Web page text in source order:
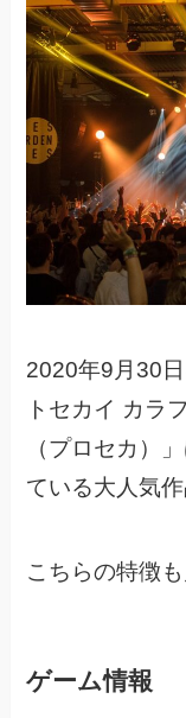
2020年9月30
トセカイ カラ
（プロセカ）
ている大人気作
こちらの特徴
ゲーム情報